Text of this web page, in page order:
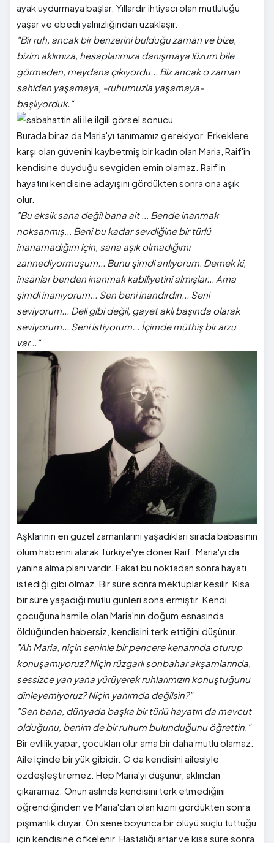
ayak uydurmaya başlar. Yıllardır ihtiyacı olan mutluluğu
yaşar ve ebedi yalnızlığından uzaklaşır.
"Bir ruh, ancak bir benzerini bulduğu zaman ve bize,
bizim aklımıza, hesaplarımıza danışmaya lüzum bile
görmeden, meydana çıkıyordu... Biz ancak o zaman
sahiden yaşamaya, -ruhumuzla yaşamaya-
başlıyorduk."
Burada biraz da Maria'yı tanımamız gerekiyor. Erkeklere
karşı olan güvenini kaybetmiş bir kadın olan Maria, Raif'in
kendisine duyduğu sevgiden emin olamaz. Raif'in
hayatını kendisine adayışını gördükten sonra ona aşık
olur.
"Bu eksik sana değil bana ait ... Bende inanmak
noksanmış... Beni bu kadar sevdiğine bir türlü
inanamadığım için, sana aşık olmadığımı
zannediyormuşum... Bunu şimdi anlıyorum. Demek ki,
insanlar benden inanmak kabiliyetini almışlar... Ama
şimdi inanıyorum... Sen beni inandırdın... Seni
seviyorum... Deli gibi değil, gayet aklı başında olarak
seviyorum... Seni istiyorum... İçimde müthiş bir arzu
var..."
Aşklarının en güzel zamanlarını yaşadıkları sırada babasının
ölüm haberini alarak Türkiye'ye döner Raif. Maria'yı da
yanına alma planı vardır. Fakat bu noktadan sonra hayatı
istediği gibi olmaz. Bir süre sonra mektuplar kesilir. Kısa
bir süre yaşadığı mutlu günleri sona ermiştir. Kendi
çocuğuna hamile olan Maria'nın doğum esnasında
öldüğünden habersiz, kendisini terk ettiğini düşünür.
"Ah Maria, niçin seninle bir pencere kenarında oturup
konuşamıyoruz? Niçin rüzgarlı sonbahar akşamlarında,
sessizce yan yana yürüyerek ruhlarımızın konuştuğunu
dinleyemiyoruz? Niçin yanımda değilsin?"
"Sen bana, dünyada başka bir türlü hayatın da mevcut
olduğunu, benim de bir ruhum bulunduğunu öğrettin."
Bir evlilik yapar, çocukları olur ama bir daha mutlu olamaz.
Aile içinde bir yük gibidir. O da kendisini ailesiyle
özdeşleştiremez. Hep Maria'yı düşünür, aklından
çıkaramaz. Onun aslında kendisini terk etmediğini
öğrendiğinden ve Maria'dan olan kızını gördükten sonra
pişmanlık duyar. On sene boyunca bir ölüyü suçlu tuttuğu
için kendisine öfkelenir. Hastalığı artar ve kısa süre sonra